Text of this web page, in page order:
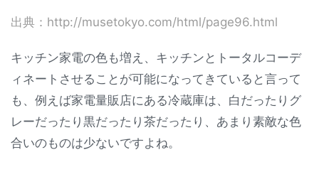
出典：http://musetokyo.com/html/page96.html
キッチン家電の色も増え、キッチンとトータルコーデ
ィネートさせることが可能になってきていると言って
も、例えば家電量販店にある冷蔵庫は、白だったりグ
レーだったり黒だったり茶だったり、あまり素敵な色
合いのものは少ないですよね。